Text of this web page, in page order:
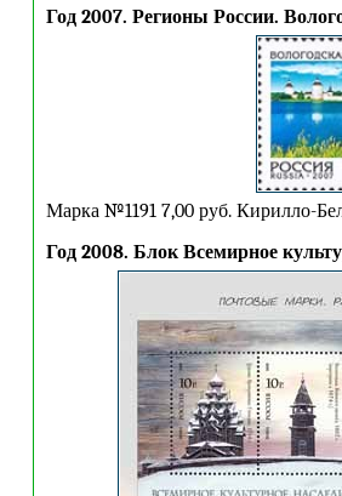
Год 2007. Регионы России.
Марка №1191 7,00 руб. Кирилло-
Год 2008. Блок Всемирное